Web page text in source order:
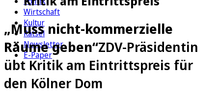
Wirtschaft
Kultur
Rätsel
Newsletter
E-Paper
„Muss nicht-kommerzielle
Räume geben“ZDV-Präsidentin
übt Kritik am Eintrittspreis für
den Kölner Dom